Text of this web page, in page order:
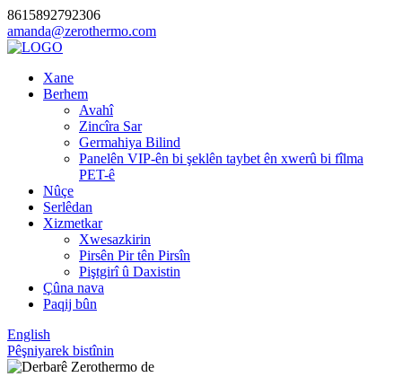
8615892792306
amanda@zerothermo.com
Xane
Berhem
Avahî
Zincîra Sar
Germahiya Bilind
Panelên VIP-ên bi şeklên taybet ên xwerû bi fîlma
PET-ê
Nûçe
Serlêdan
Xizmetkar
Xwesazkirin
Pirsên Pir tên Pirsîn
Piştgirî û Daxistin
Çûna nava
Paqij bûn
English
Pêşniyarek bistînin